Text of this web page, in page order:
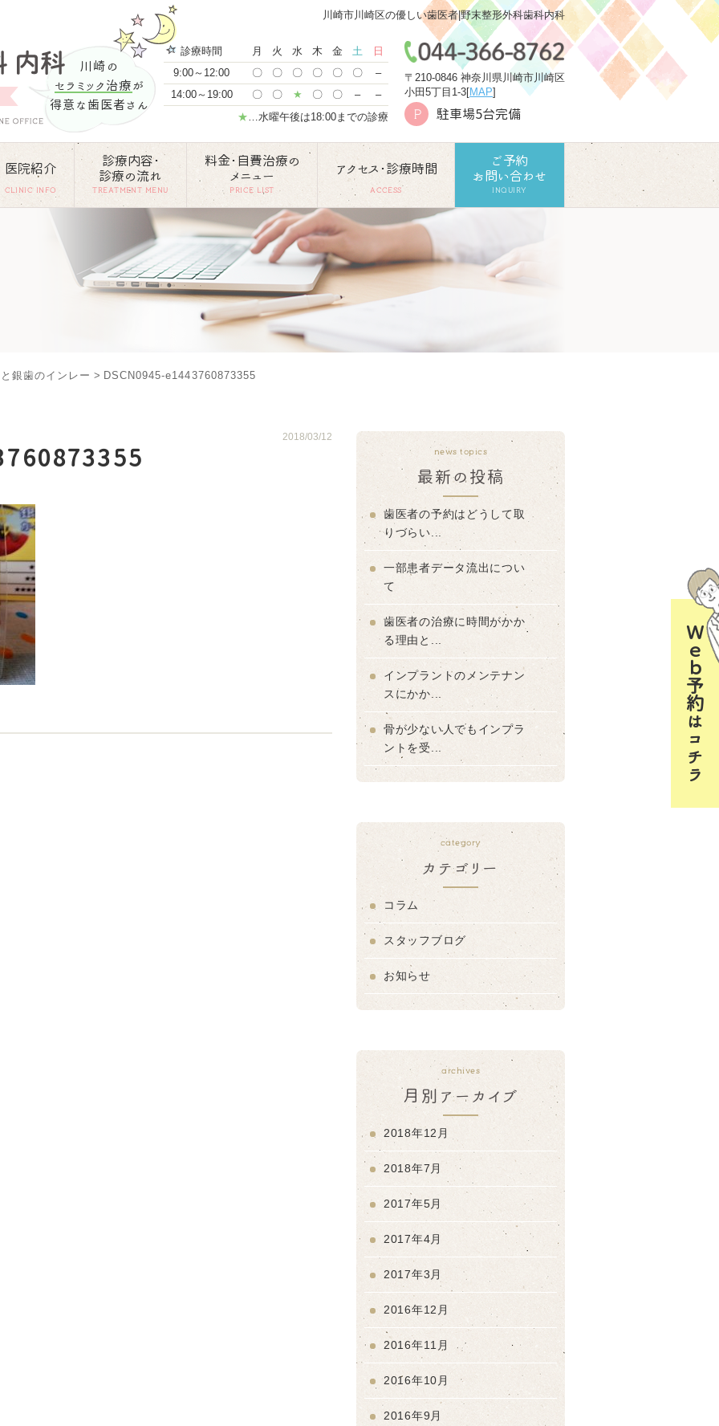
川崎市川崎区の優しい歯医者|野末整形外科歯科内科
川崎の
セラミック治療 が
得意な歯医者さん
診療時間 月 火 水 木 金 土
日
9:00～12:00
〇 〇 〇 〇 〇 〇
–
14:00～19:00
〇 〇 ★ 〇 〇 –
–
★…水曜午後は18:00までの診療
〒210-0846 神奈川県川崎市川崎区
小田5丁目1-3[MAP]
P 駐車場5台完備
医院紹介
CLINIC INFO
診療内容･
診療の流れ
TREATMENT MENU
料金･自費治療の
メニュー
PRICE LIST
アクセス･診療時間
ACCESS
ご予約
お問い合わせ
INQUIRY
銀歯のインレー > DSCN0945-e1443760873355
2018/03/12
news topics
最新の投稿
歯医者の予約はどうして取
りづらい...
一部患者データ流出につい
て
歯医者の治療に時間がかか
る理由と...
インプラントのメンテナン
スにかか...
骨が少ない人でもインプラ
ントを受...
category
カテゴリー
コラム
スタッフブログ
お知らせ
archives
月別アーカイブ
2018年12月
2018年7月
2017年5月
2017年4月
2017年3月
2016年12月
2016年11月
2016年10月
2016年9月
Ｗｅｂ予約はコチラ